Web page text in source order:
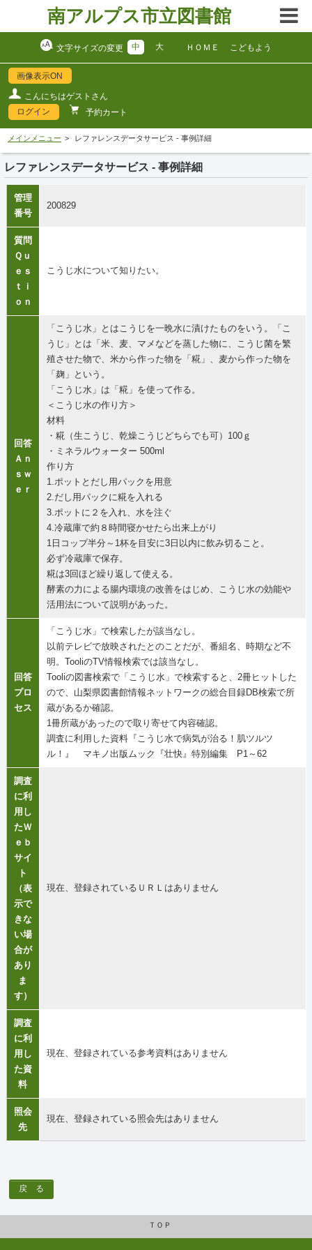
南アルプス市立図書館
文字サイズの変更 中 大 ＨＯＭＥ こどもよう
画像表示ON
こんにちはゲストさん
ログイン
予約カート
メインメニュー レファレンスデータサービス - 事例詳細
レファレンスデータサービス - 事例詳細
管理
番号
200829
質問
Ｑｕ
ｅｓ
ｔｉ
ｏｎ
こうじ水について知りたい。
回答
Ａｎ
ｓｗ
ｅｒ
「こうじ水」とはこうじを一晩水に漬けたものをいう。「こ
うじ」とは「米、麦、マメなどを蒸した物に、こうじ菌を繁
殖させた物で、米から作った物を「糀」、麦から作った物を
「麹」という。
「こうじ水」は「糀」を使って作る。
＜こうじ水の作り方＞
材料
・糀（生こうじ、乾燥こうじどちらでも可）100ｇ
・ミネラルウォーター 500ml
作り方
1.ポットとだし用パックを用意
2.だし用パックに糀を入れる
3.ポットに２を入れ、水を注ぐ
4.冷蔵庫で約８時間寝かせたら出来上がり
1日コップ半分～1杯を目安に3日以内に飲み切ること。
必ず冷蔵庫で保存。
糀は3回ほど繰り返して使える。
酵素の力による腸内環境の改善をはじめ、こうじ水の効能や
活用法について説明があった。
回答
プロ
セス
「こうじ水」で検索したが該当なし。
以前テレビで放映されたとのことだが、番組名、時期など不
明。TooliのTV情報検索では該当なし。
Tooliの図書検索で「こうじ水」で検索すると、2冊ヒットした
ので、山梨県図書館情報ネットワークの総合目録DB検索で所
蔵があるか確認。
1冊所蔵があったので取り寄せて内容確認。
調査に利用した資料『こうじ水で病気が治る！肌ツルツ
ル！』 マキノ出版ムック『壮快』特別編集 P1～62
調査
に利
用し
たＷ
ｅｂ
サイ
ト
（表
示で
きな
い場
合が
あり
ま
す）
現在、登録されているＵＲＬはありません
調査
に利
用し
た資
料
現在、登録されている参考資料はありません
照会
先
現在、登録されている照会先はありません
戻 る
ＴＯＰ